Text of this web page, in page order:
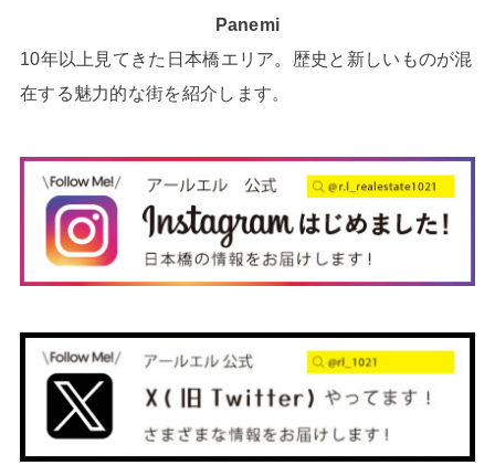
Panemi
10年以上見てきた日本橋エリア。歴史と新しいものが混
在する魅力的な街を紹介します。